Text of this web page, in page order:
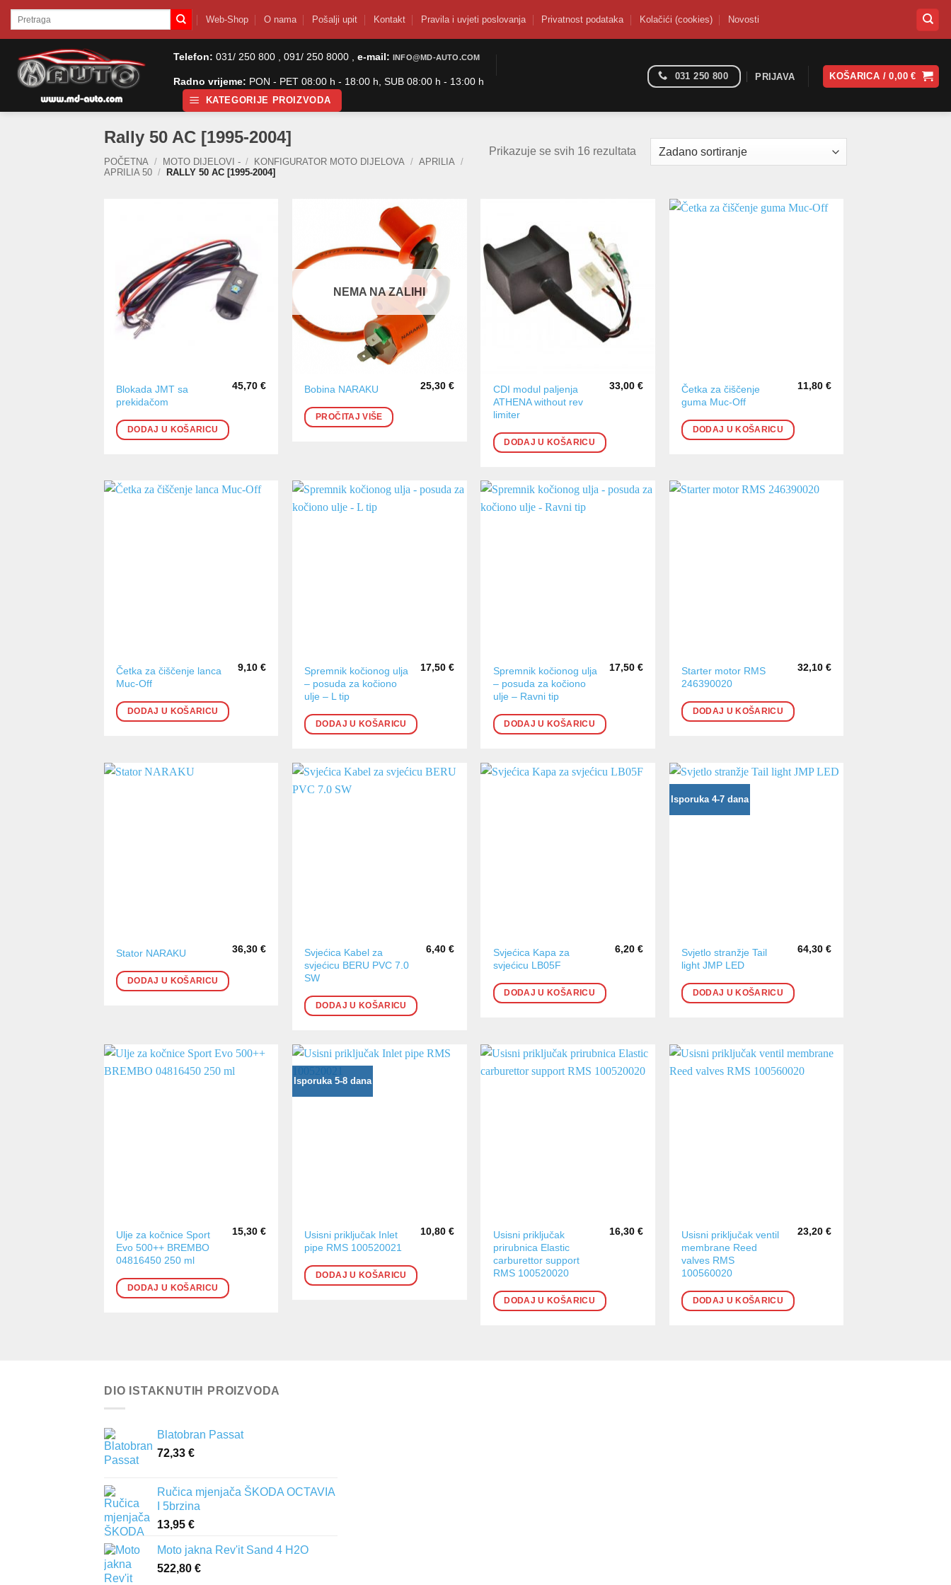
SkipPretraži: Web-Shop O nama Pošalji upit Kontakt Pravila i uvjeti poslovanja Privatnost podataka Kolačići (cookies) Novosti
Telefon: 031/ 250 800 , 091/ 250 8000 , e-mail: INFO@MD-AUTO.COM
Radno vrijeme: PON - PET 08:00 h - 18:00 h, SUB 08:00 h - 13:00 h
KATEGORIJE PROIZVODA
031 250 800 PRIJAVA KOŠARICA /0,00€
Rally 50 AC [1995-2004]
POČETNA / MOTO DIJELOVI - / KONFIGURATOR MOTO DIJELOVA / APRILIA /
APRILIA 50 / RALLY 50 AC [1995-2004]
Prikazuje se svih 16 rezultata
Blokada JMT sa
prekidačom
45,70€
DODAJ U KOŠARICU
NEMA NA ZALIHI
Bobina NARAKU 25,30€
PROČITAJ VIŠE
CDI modul paljenja
ATHENA without rev
limiter
33,00 €
DODAJ U KOŠARICU
Četka za čiščenje
guma Muc-Off
11,80 €
DODAJ U KOŠARICU
Četka za čiščenje lanca
Muc-Off
9,10€
DODAJ U KOŠARICU
Spremnik kočionog ulja
– posuda za kočiono
ulje – L tip
17,50€
DODAJ U KOŠARICU
Spremnik kočionog ulja
– posuda za kočiono
ulje – Ravni tip
17,50 €
DODAJ U KOŠARICU
Starter motor RMS
246390020
32,10 €
DODAJ U KOŠARICU
Stator NARAKU 36,30€
DODAJ U KOŠARICU
Svjećica Kabel za
svjećicu BERU PVC 7.0
SW
6,40€
DODAJ U KOŠARICU
Svjećica Kapa za
svjećicu LB05F
6,20 €
DODAJ U KOŠARICU
Isporuka 4-7 dana
Svjetlo stranžje Tail
light JMP LED
64,30 €
DODAJ U KOŠARICU
Ulje za kočnice Sport
Evo 500++ BREMBO
04816450 250 ml
15,30€
DODAJ U KOŠARICU
Isporuka 5-8 dana
Usisni priključak Inlet
pipe RMS 100520021
10,80€
DODAJ U KOŠARICU
Usisni priključak
prirubnica Elastic
carburettor support
RMS 100520020
16,30 €
DODAJ U KOŠARICU
Usisni priključak ventil
membrane Reed
valves RMS
100560020
23,20 €
DODAJ U KOŠARICU
DIO ISTAKNUTIH PROIZVODA
Blatobran Passat
72,33 €
Ručica mjenjača ŠKODA OCTAVIA
I 5brzina
13,95 €
Moto jakna Rev'it Sand 4 H2O
522,80 €